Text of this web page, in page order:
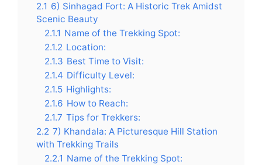
2.1 6) Sinhagad Fort: A Historic Trek Amidst
Scenic Beauty
2.1.1 Name of the Trekking Spot:
2.1.2 Location:
2.1.3 Best Time to Visit:
2.1.4 Difficulty Level:
2.1.5 Highlights:
2.1.6 How to Reach:
2.1.7 Tips for Trekkers:
2.2 7) Khandala: A Picturesque Hill Station
with Trekking Trails
2.2.1 Name of the Trekking Spot: